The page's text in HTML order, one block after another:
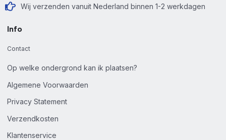
Wij verzenden vanuit Nederland binnen 1-2 werkdagen
Info
Contact
Op welke ondergrond kan ik plaatsen?
Algemene Voorwaarden
Privacy Statement
Verzendkosten
Klantenservice